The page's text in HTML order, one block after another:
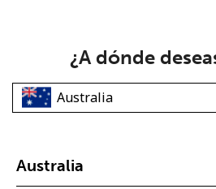
No
¿A dónde
Australia